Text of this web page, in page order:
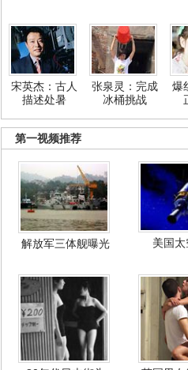
宋英杰：古人
描述处暑
张泉灵：完成
冰桶挑战
爆
第一视频推荐
解放军三体舰曝光 美国